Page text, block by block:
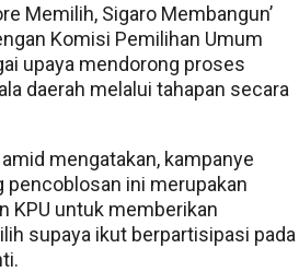
Memilih, Sigaro Membangun’
Komisi Pemilihan Umum
upaya mendorong proses
daerah melalui tahapan secara
mengatakan, kampanye
pencoblosan ini merupakan
KPU untuk memberikan
supaya ikut berpartisipasi pada